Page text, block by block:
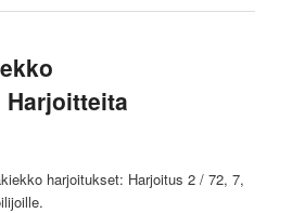
harjoitukset: Harjoitus 2 / 72, 7,